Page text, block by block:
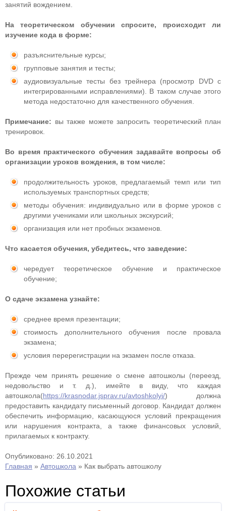
занятий вождением.
На теоретическом обучении спросите, происходит ли
изучение кода в форме:
разъяснительные курсы;
групповые занятия и тесты;
аудиовизуальные тесты без трейнера (просмотр DVD с
интегрированными исправлениями). В таком случае этого
метода недостаточно для качественного обучения.
Примечание: вы также можете запросить теоретический план
тренировок.
Во время практического обучения задавайте вопросы об
организации уроков вождения, в том числе:
продолжительность уроков, предлагаемый темп или тип
используемых транспортных средств;
методы обучения: индивидуально или в форме уроков с
другими учениками или школьных экскурсий;
организация или нет пробных экзаменов.
Что касается обучения, убедитесь, что заведение:
чередует теоретическое обучение и практическое
обучение;
О сдаче экзамена узнайте:
среднее время презентации;
стоимость дополнительного обучения после провала
экзамена;
условия перерегистрации на экзамен после отказа.
Прежде чем принять решение о смене автошколы (переезд,
недовольство и т. д.), имейте в виду, что каждая
автошкола(https://krasnodar.jsprav.ru/avtoshkolyi/) должна
предоставить кандидату письменный договор. Кандидат должен
обеспечить информацию, касающуюся условий прекращения
или нарушения контракта, а также финансовых условий,
прилагаемых к контракту.
Опубликовано: 26.10.2021
Главная » Автошкола » Как выбрать автошколу
Похожие статьи